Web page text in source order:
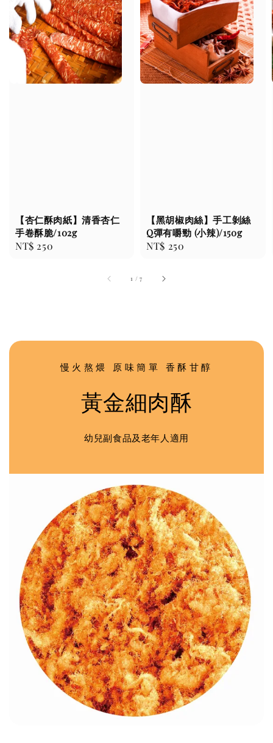
【杏仁酥肉紙】清香杏仁
手卷酥脆/102g
Regular
NT$ 250
【黑胡椒肉絲】手工剝絲
Q彈有嚼勁 (小辣)/150g
Regular
NT$ 250
1 /7
慢火熬煨 原味簡單 香酥甘醇
黃金細肉酥
幼兒副食品及老年人適用